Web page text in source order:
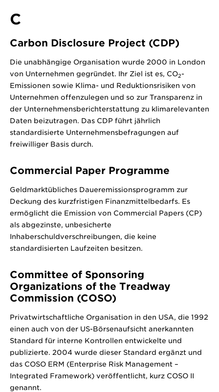
C
Carbon Disclosure Project (CDP)
Die unabhängige Organisation wurde 2000 in London
von Unternehmen gegründet. Ihr Ziel ist es, CO2-
Emissionen sowie Klima- und Reduktionsrisiken von
Unternehmen offenzulegen und so zur Transparenz in
der Unternehmensberichterstattung zu klimarelevanten
Daten beizutragen. Das CDP führt jährlich
standardisierte Unternehmensbefragungen auf
freiwilliger Basis durch.
Commercial Paper Programme
Geldmarktübliches Daueremissionsprogramm zur
Deckung des kurzfristigen Finanzmittelbedarfs. Es
ermöglicht die Emission von Commercial Papers (CP)
als abgezinste, unbesicherte
Inhaberschuldverschreibungen, die keine
standardisierten Laufzeiten besitzen.
Committee of Sponsoring
Organizations of the Treadway
Commission (COSO)
Privatwirtschaftliche Organisation in den USA, die 1992
einen auch von der US-Börsenaufsicht anerkannten
Standard für interne Kontrollen entwickelte und
publizierte. 2004 wurde dieser Standard ergänzt und
das COSO ERM (Enterprise Risk Management –
Integrated Framework) veröffentlicht, kurz COSO II
genannt.